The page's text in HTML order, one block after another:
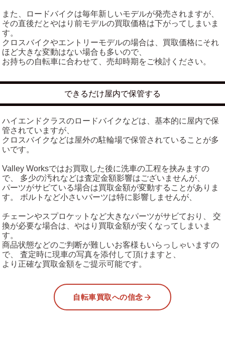
また、ロードバイクは毎年新しいモデルが発売されますが、
その直後だとやはり前モデルの買取価格は下がってしまいま
す。
クロスバイクやエントリーモデルの場合は、買取価格にそれ
ほど大きな変動はない場合も多いので、
お持ちの自転車に合わせて、売却時期をご検討ください。
できるだけ屋内で保管する
ハイエンドクラスのロードバイクなどは、基本的に屋内で保
管されていますが、
クロスバイクなどは屋外の駐輪場で保管されていることが多
いです。
Valley Worksではお買取した後に洗車の工程を挟みますの
で、 多少の汚れなどは査定金額影響はございませんが、
パーツがサビている場合は買取金額が変動することがありま
す。 ボルトなど小さいパーツは特に影響しませんが、
チェーンやスプロケットなど大きなパーツがサビており、 交
換が必要な場合は、やはり買取金額が安くなってしまいま
す。
商品状態などのご判断が難しいお客様もいらっしゃいますの
で、 査定時に現車の写真を添付して頂けますと、
より正確な買取金額をご提示可能です。
自転車買取への信念